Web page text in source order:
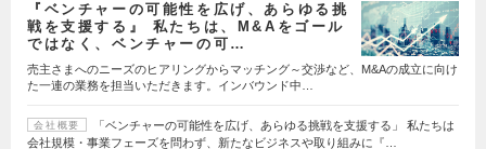
『ベンチャーの可能性を広げ、あらゆる挑
戦を支援する』 私たちは、M&Aをゴール
ではなく、ベンチャーの可…
売主さまへのニーズのヒアリングからマッチング～交渉など、M&Aの成立に向け
た一連の業務を担当いただきます。インバウンド中…
会社概要
「ベンチャーの可能性を広げ、あらゆる挑戦を支援する」 私たちは
会社規模・事業フェーズを問わず、新たなビジネスや取り組みに『…